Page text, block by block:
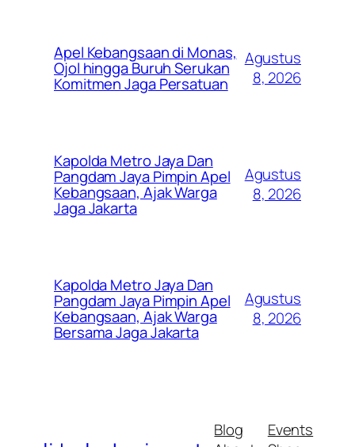
Apel Kebangsaan di Monas,
Ojol hingga Buruh Serukan
Komitmen Jaga Persatuan
Agustus
8, 2026
Kapolda Metro Jaya Dan
Pangdam Jaya Pimpin Apel
Kebangsaan, Ajak Warga
Jaga Jakarta
Agustus
8, 2026
Kapolda Metro Jaya Dan
Pangdam Jaya Pimpin Apel
Kebangsaan, Ajak Warga
Bersama Jaga Jakarta
Agustus
8, 2026
Blog
Events